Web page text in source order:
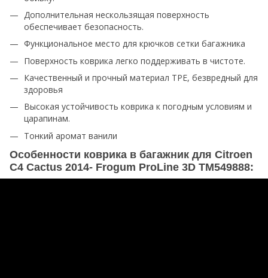
Дополнительная нескользящая поверхность
обеспечивает безопасность.
Функциональное место для крючков сетки багажника
Поверхность коврика легко поддерживать в чистоте.
Качественный и прочный материал TPE, безвредный для
здоровья
Высокая устойчивость коврика к погодным условиям и
царапинам.
Тонкий аромат ванили
Особенности коврика в багажник для Citroen
C4 Cactus 2014- Frogum ProLine 3D TM549888: